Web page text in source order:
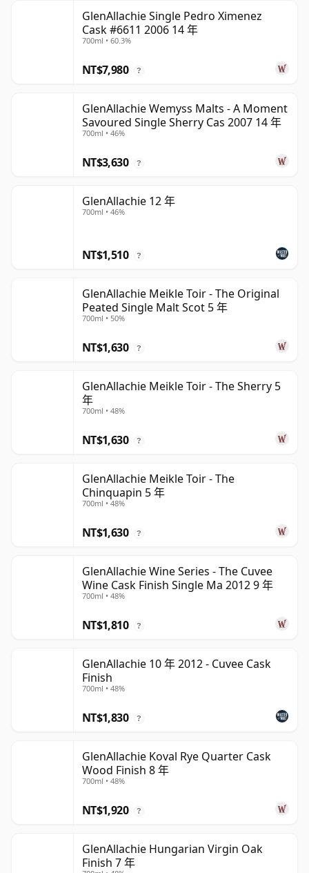
GlenAllachie Single Pedro Ximenez
Cask #6611 2006 14 年
700ml • 60.3%
NT$7,980 ?
GlenAllachie Wemyss Malts - A Moment
Savoured Single Sherry Cas 2007 14 年
700ml • 46%
NT$3,630 ?
GlenAllachie 12 年
700ml • 46%
NT$1,510 ?
GlenAllachie Meikle Toir - The Original
Peated Single Malt Scot 5 年
700ml • 50%
NT$1,630 ?
GlenAllachie Meikle Toir - The Sherry 5
年
700ml • 48%
NT$1,630 ?
GlenAllachie Meikle Toir - The
Chinquapin 5 年
700ml • 48%
NT$1,630 ?
GlenAllachie Wine Series - The Cuvee
Wine Cask Finish Single Ma 2012 9 年
700ml • 48%
NT$1,810 ?
GlenAllachie 10 年 2012 - Cuvee Cask
Finish
700ml • 48%
NT$1,830 ?
GlenAllachie Koval Rye Quarter Cask
Wood Finish 8 年
700ml • 48%
NT$1,920 ?
GlenAllachie Hungarian Virgin Oak
Finish 7 年